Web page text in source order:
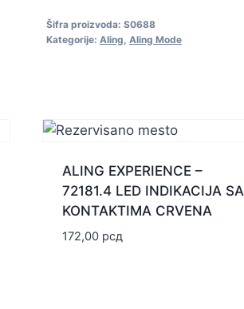
665.0
1M
BELA
Šifra proizvoda: S0688
Kategorije: Aling Aling Mode
ALING EXPERIENCE –
72181.4 LED INDIKACIJA SA
KONTAKTIMA CRVENA
172,00 рсд